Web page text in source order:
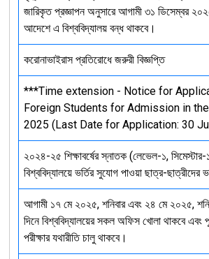
জারিকৃত প্রজ্ঞাপন অনুসারে আগামী ৩১ ডিসেম্বর ২০২৫,
আদেশে এ বিশ্ববিদ্যালয় বন্ধ থাকবে।
করোনাভাইরাস প্রতিরোধে জরুরী বিজ্ঞপ্তি
***Time extension - Notice for
Foreign Students for Admission in
2025 (Last Date for Application: 30
২০২৪-২৫ শিক্ষাবর্ষের স্নাতক (লেভেল-১,
বিশ্ববিদ্যালয়ে ভর্তির সুযোগ পাওয়া ছাত্র-ছাত্রীদের
আগামী ১৭ মে ২০২৫, শনিবার এবং ২৪ মে ২০২৫,
দিনে বিশ্ববিদ্যালয়ের সকল অফিস খোলা থাকবে এবং
পরীক্ষার যথারীতি চালু থাকবে।